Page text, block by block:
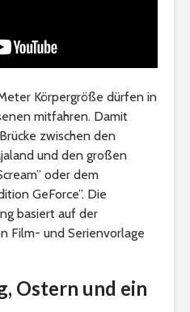
Körpergröße dürfen in
mitfahren. Damit
zwischen den
und den großen
oder dem
GeForce”. Die
basiert auf der
Film- und Serienvorlage
Ostern und ein